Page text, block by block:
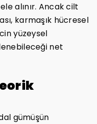
alınır. Ancak cilt
karmaşık hücresel
yüzeysel
net
gümüşün